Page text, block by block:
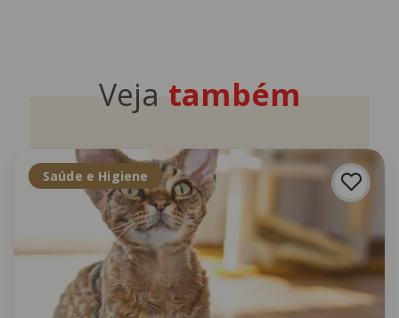
Veja também
Saúde e Higiene